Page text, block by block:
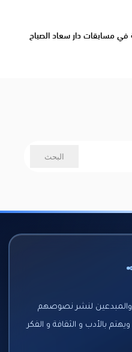
في مسابقات دار سعاد الصباح
✒️
والمبدعين لنشر نصوصهم
بالأدب و الثقافة و الفكر